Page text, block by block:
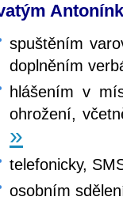
spuštěním
doplněním
hlášením v
ohrožení,
»
telefonicky,
osobním